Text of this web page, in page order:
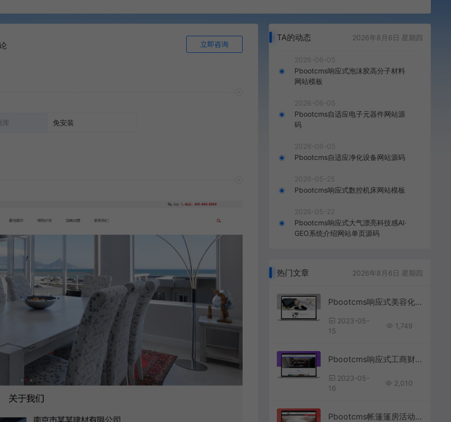
立即咨询
库 免安装
TA的动态 2026年8月6日 星期四
2026-06-05
Pbootcms响应式泡沫胶高分子材料
网站模板
2026-06-05
Pbootcms自适应电子元器件网站源
码
2026-06-05
Pbootcms自适应净化设备网站源码
2026-05-25
Pbootcms响应式数控机床网站模板
2026-05-22
Pbootcms响应式大气漂亮科技感AI·
GEO系统介绍网站单页源码
热门文章 2026年8月6日 星期四
Pbootcms响应式美容化妆网站源码
2023-05-
15
1,749
Pbootcms响应式工商财税会计公司网站源码
2023-05-
16
2,010
Pbootcms帐篷篷房活动房网站模板